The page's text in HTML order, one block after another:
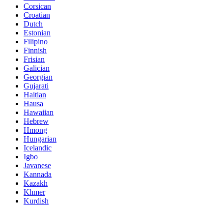
Corsican
Croatian
Dutch
Estonian
Filipino
Finnish
Frisian
Galician
Georgian
Gujarati
Haitian
Hausa
Hawaiian
Hebrew
Hmong
Hungarian
Icelandic
Igbo
Javanese
Kannada
Kazakh
Khmer
Kurdish